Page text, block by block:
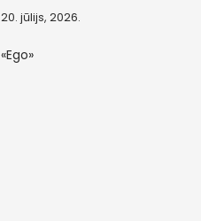
20. jūlijs, 2026.
«Ego»